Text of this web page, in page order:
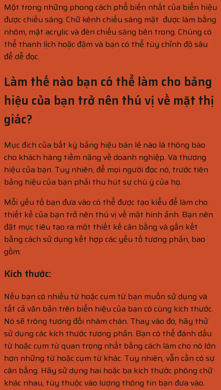
Một trong những phong cách phổ biến nhất của biển hiệu
được chiếu sáng. Chữ kênh chiếu sáng mặt được làm bằng
nhôm, mặt acrylic và đèn chiếu sáng bên trong. Chúng có
thể thanh lịch hoặc đậm và bạn có thể tùy chỉnh độ sâu
để dễ đọc.
Làm thế nào bạn có thể làm cho bảng
hiệu của bạn trở nên thú vị về mặt thị
giác?
Mục đích của bất kỳ bảng hiệu bán lẻ nào là thông báo
cho khách hàng tiềm năng về doanh nghiệp. Và thương
hiệu của bạn. Tuy nhiên, để mọi người đọc nó, trước tiên
bảng hiệu của bạn phải thu hút sự chú ý của họ.
Mỗi yếu tố bạn đưa vào có thể được tạo kiểu để làm cho
thiết kế của bạn trở nên thú vị về mặt hình ảnh. Bạn nên
đặt mục tiêu tạo ra một thiết kế cân bằng và gắn kết
bằng cách sử dụng kết hợp các yếu tố tương phản, bao
gồm:
Kích thước:
Nếu bạn có nhiều từ hoặc cụm từ bạn muốn sử dụng và
tất cả văn bản trên biển hiệu của bạn có cùng kích thước.
Nó sẽ trông tương đối nhàm chán. Thay vào đó, hãy thử
sử dụng các kích thước tương phản. Bạn có thể đánh dấu
từ hoặc cụm từ quan trọng nhất bằng cách làm cho nó lớn
hơn những từ hoặc cụm từ khác. Tuy nhiên, vẫn cần có sự
cân bằng. Hãy sử dụng hai hoặc ba kích thước phông chữ
khác nhau, tùy thuộc vào lượng thông tin bạn đưa vào.